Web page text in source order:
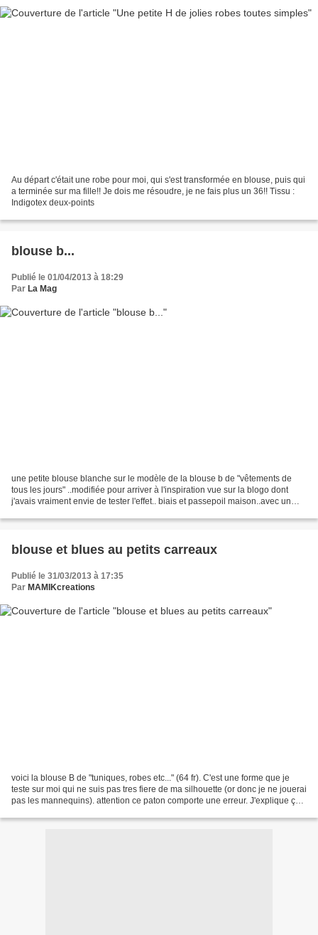
Au départ c'était une robe pour moi, qui s'est transformée en blouse, puis qui
a terminée sur ma fille!! Je dois me résoudre, je ne fais plus un 36!! Tissu :
Indigotex deux-points
blouse b...
Publié le 01/04/2013 à 18:29
Par La Mag
une petite blouse blanche sur le modèle de la blouse b de "vêtements de
tous les jours" ..modifiée pour arriver à l'inspiration vue sur la blogo dont
j'avais vraiment envie de tester l'effet.. biais et passepoil maison..avec un
blouse et blues au petits carreaux
Publié le 31/03/2013 à 17:35
Par MAMIKcreations
voici la blouse B de "tuniques, robes etc..." (64 fr). C'est une forme que je
teste sur moi qui ne suis pas tres fiere de ma silhouette (or donc je ne jouerai
pas les mannequins). attention ce paton comporte une erreur. J'explique ça